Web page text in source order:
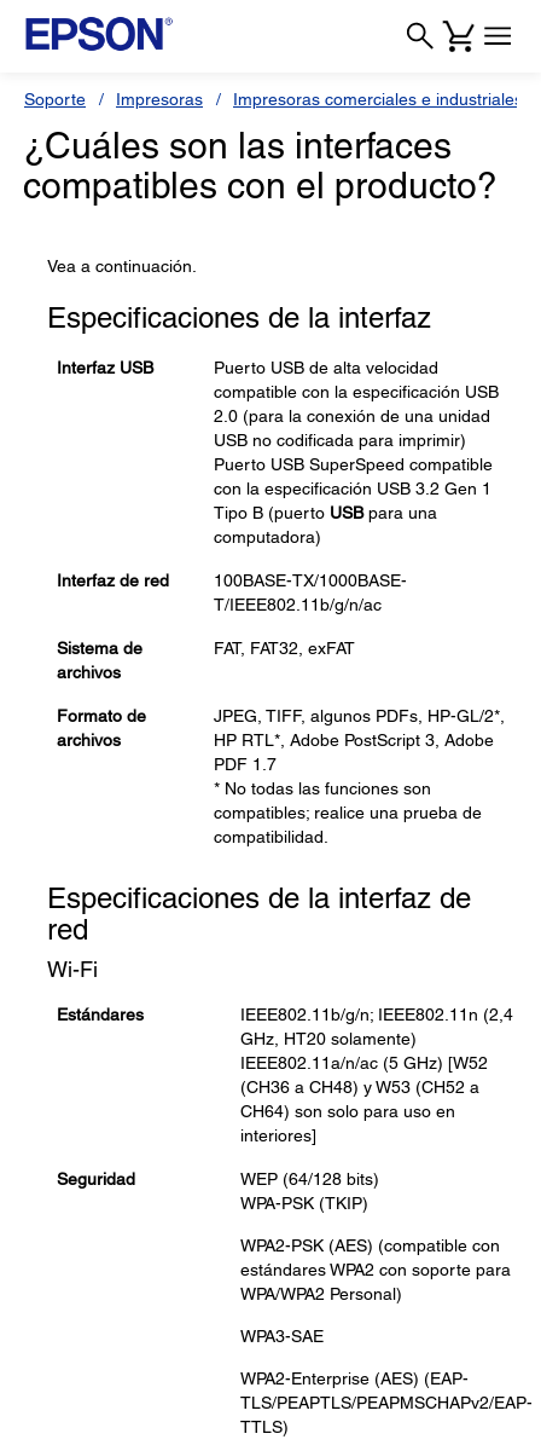
Soporte Impresoras Impresoras comerciales e industriales
¿Cuáles son las interfaces
compatibles con el producto?
Vea a continuación.
Especificaciones de la interfaz
Interfaz USB
Puerto USB de alta velocidad
compatible con la especificación USB
2.0 (para la conexión de una unidad
USB no codificada para imprimir)
Puerto USB SuperSpeed compatible
con la especificación USB 3.2 Gen 1
Tipo B (puerto USBpara una
computadora)
Interfaz de red
100BASE-TX/1000BASE-
T/IEEE802.11b/g/n/ac
Sistema de
archivos
FAT, FAT32, exFAT
Formato de
archivos
JPEG, TIFF, algunos PDFs, HP-GL/2*,
HP RTL*, Adobe PostScript 3, Adobe
PDF 1.7
* No todas las funciones son
compatibles; realice una prueba de
compatibilidad.
Especificaciones de la interfaz de
red
Wi-Fi
Estándares
IEEE802.11b/g/n; IEEE802.11n (2,4
GHz, HT20 solamente)
IEEE802.11a/n/ac (5 GHz) [W52
(CH36 a CH48) y W53 (CH52 a
CH64) son solo para uso en
interiores]
Seguridad
WEP (64/128 bits)
WPA-PSK (TKIP)
WPA2-PSK (AES) (compatible con
estándares WPA2 con soporte para
WPA/WPA2 Personal)
WPA3-SAE
WPA2-Enterprise (AES) (EAP-
TLS/PEAPTLS/PEAPMSCHAPv2/EAP-
TTLS)